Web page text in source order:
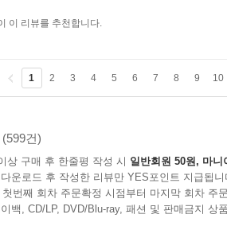
이 리뷰를 추천합니다.
1 2 3 4 5 6 7 8 9 10
(599건)
상 구매 후 한줄평 작성 시 일반회원 50원, 마니
운로드 후 작성한 리뷰만 YES포인트 지급됩니
첫번째 회차 주문확정 시점부터 마지막 회차 주
백, CD/LP, DVD/Blu-ray, 패션 및 판매금지 상